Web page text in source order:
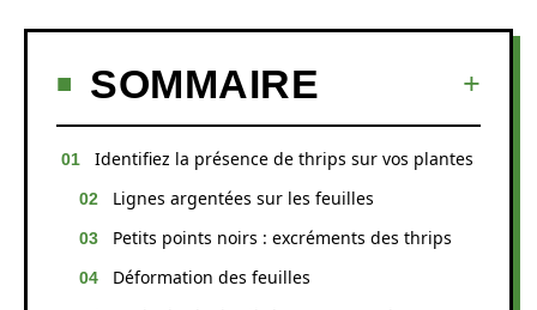
SOMMAIRE
Identifiez la présence de thrips sur vos plantes
Lignes argentées sur les feuilles
Petits points noirs : excréments des thrips
Déformation des feuilles